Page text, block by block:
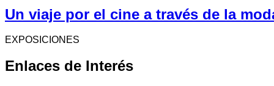
Un viaje por el cine a través de la
EXPOSICIONES
Enlaces de Interés